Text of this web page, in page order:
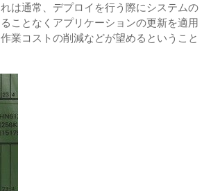
は通常、デプロイを行う際にシステムの
ことなくアプリケーションの更新を適用
業コストの削減などが望めるということ